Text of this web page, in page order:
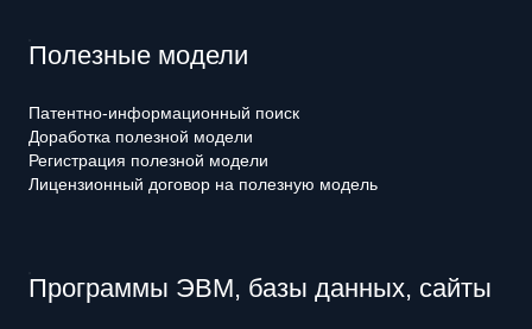
Полезные модели
Патентно-информационный поиск
Доработка полезной модели
Регистрация полезной модели
Лицензионный договор на полезную модель
Программы ЭВМ, базы данных, сайты